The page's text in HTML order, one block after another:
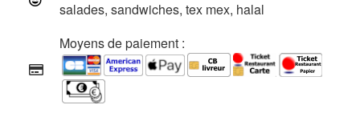
salades, sandwiches, tex mex, halal
Moyens de paiement :